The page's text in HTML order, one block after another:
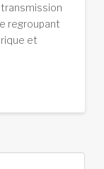
regroupant
et